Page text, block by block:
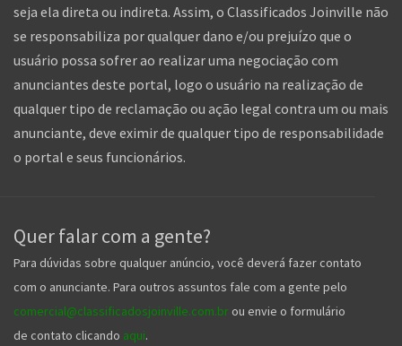
seja ela direta ou indireta. Assim, o Classificados Joinville não
se responsabiliza por qualquer dano e/ou prejuízo que o
usuário possa sofrer ao realizar uma negociação com
anunciantes deste portal, logo o usuário na realização de
qualquer tipo de reclamação ou ação legal contra um ou mais
anunciante, deve eximir de qualquer tipo de responsabilidade
o portal e seus funcionários.
Quer falar com a gente?
Para dúvidas sobre qualquer anúncio, você deverá fazer contato
com o anunciante. Para outros assuntos fale com a gente pelo
comercial@classificadosjoinville.com.br ou envie o formulário
de contato clicando aqui.